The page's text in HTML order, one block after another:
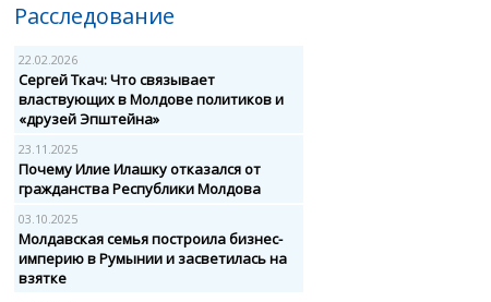
Расследование
22.02.2026
Сергей Ткач: Что связывает
властвующих в Молдове политиков и
«друзей Эпштейна»
23.11.2025
Почему Илие Илашку отказался от
гражданства Республики Молдова
03.10.2025
Молдавская семья построила бизнес-
империю в Румынии и засветилась на
взятке